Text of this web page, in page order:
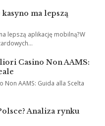
ma lepszą
lepszą aplikację mobilną?W
Casino Non AAMS:
AAMS: Guida alla Scelta
Analiza rynku